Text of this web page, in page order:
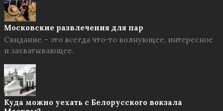
Московские развлечения для пар
Свидание – это всегда что-то волнующее, интересное
и захватывающее.
Куда можно уехать с Белорусского вокзала